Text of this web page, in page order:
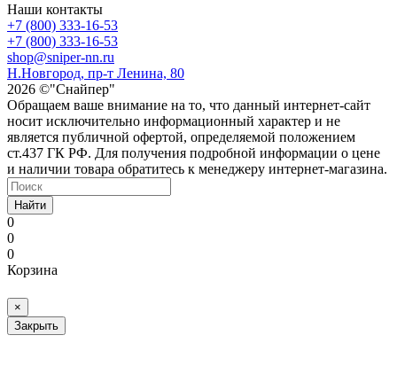
Наши контакты
+7 (800) 333-16-53
+7 (800) 333-16-53
shop@sniper-nn.ru
Н.Новгород, пр-т Ленина, 80
2026 ©"Снайпер"
Обращаем ваше внимание на то, что данный интернет-сайт
носит исключительно информационный характер и не
является публичной офертой, определяемой положением
ст.437 ГК РФ. Для получения подробной информации о цене
и наличии товара обратитесь к менеджеру интернет-магазина.
Найти
0
0
0
Корзина
×
Закрыть